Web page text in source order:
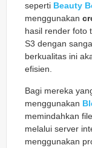
seperti Beauty
menggunakan
hasil render foto
S3 dengan
berkualitas ini
efisien.
Bagi mereka
menggunakan
memindahkan
melalui server
menggunakan